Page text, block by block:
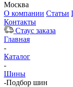
Москва
О компании Статьи
Контакты
Стаус заказа
Главная
-
Каталог
-
Шины
-Подбор шин